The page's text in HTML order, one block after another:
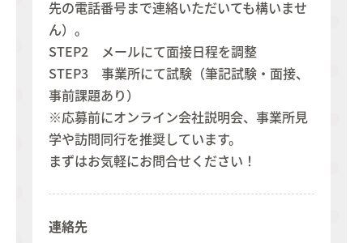
先の電話番号まで連絡いただいても構いませ
ん）。
STEP2 メールにて面接日程を調整
STEP3 事業所にて試験（筆記試験・面接、
事前課題あり）
※応募前にオンライン会社説明会、事業所見
学や訪問同行を推奨しています。
まずはお気軽にお問合せください！
連絡先